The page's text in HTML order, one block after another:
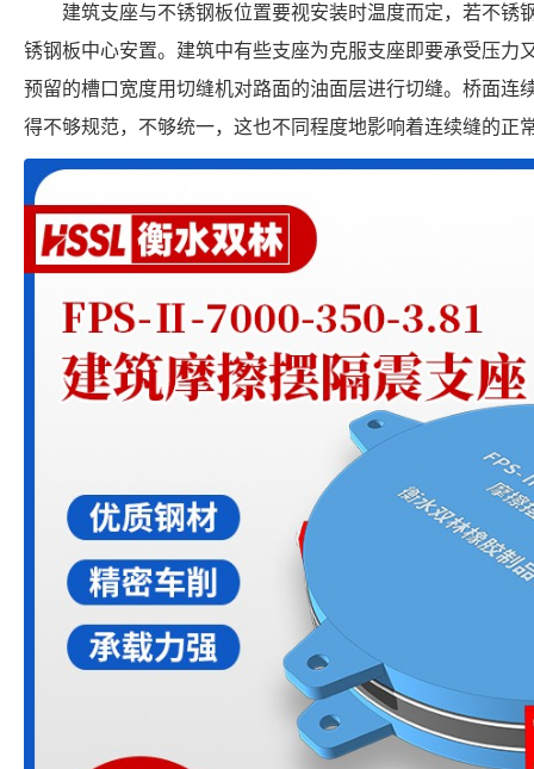
建筑支座与不锈钢板位置要视安装时温度而定，若不锈
锈钢板中心安置。建筑中有些支座为克服支座即要承受压力
预留的槽口宽度用切缝机对路面的油面层进行切缝。桥面连
得不够规范，不够统一，这也不同程度地影响着连续缝的正